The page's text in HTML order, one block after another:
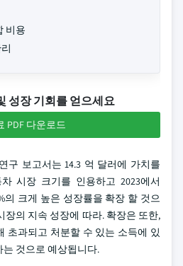
비용
성장 기회를 얻으세요
PDF 다운로드
구 보고서는 14.3 억 달러에 가치를
시장 크기를 인용하고 2023에서
의 크게 높은 성장률을 확장 할 것으
장의 지속 성장에 따라. 확장은 또한,
초과되고 처분할 수 있는 소득에 있
것으로 예상됩니다.